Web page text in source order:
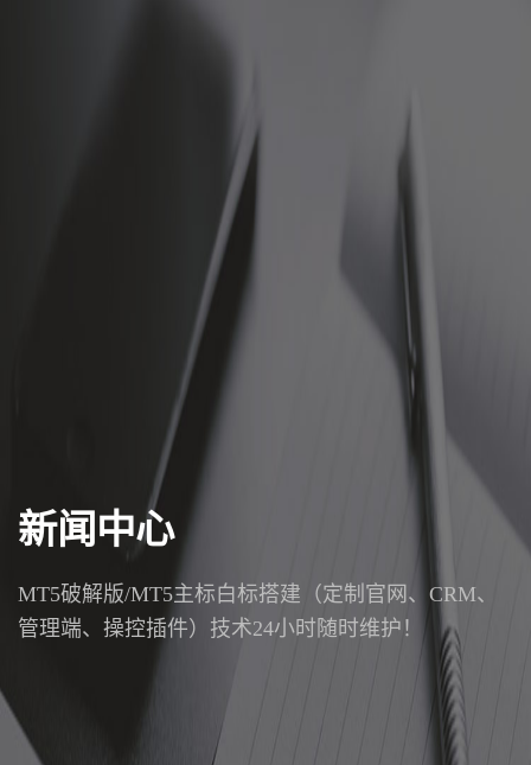
新闻中心
MT5破解版/MT5主标白标搭建（定制官网、CRM、
管理端、操控插件）技术24小时随时维护！